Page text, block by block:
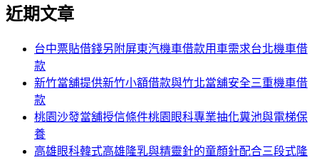
近期文章
台中票貼借錢另附屏東汽機車借款用車需求台北機車借
款
新竹當舖提供新竹小額借款與竹北當舖安全三重機車借
款
桃園沙發當舖授信條件桃園眼科專業抽化糞池與電梯保
養
高雄眼科韓式高雄隆乳與精靈針的童顏針配合三段式隆